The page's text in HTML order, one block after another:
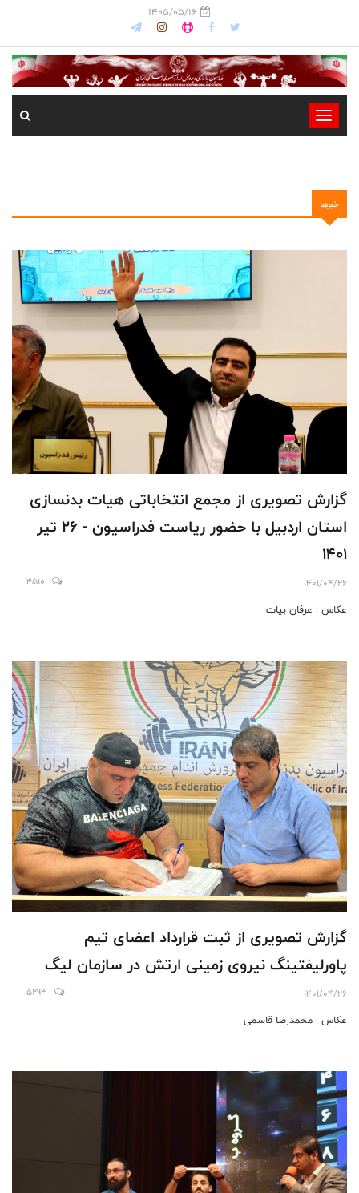
1405/05/16
-
-
-
-
خبرها
گزارش تصویری از مجمع انتخاباتی هیات بدنسازی
استان اردبیل با حضور ریاست فدراسیون - 26 تیر
1401
1401/04/26
4510
عکاس : عرفان بیات
گزارش تصویری از ثبت قرارداد اعضای تیم
پاورلیفتینگ نیروی زمینی ارتش در سازمان لیگ
1401/04/26
5293
عکاس : محمدرضا قاسمی